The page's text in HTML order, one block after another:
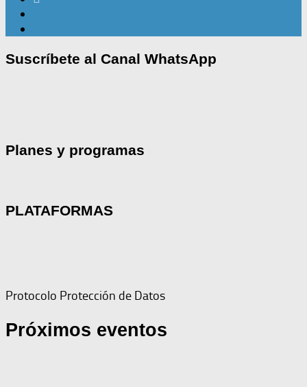
Suscríbete al Canal WhatsApp
Planes y programas
PLATAFORMAS
Protocolo Protección de Datos
Próximos eventos